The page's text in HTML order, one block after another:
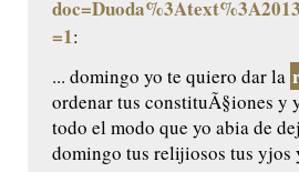
=1:
... domingo yo te quiero dar la
ordenar tus constituÃ§iones y
todo el modo que yo abia de
domingo tus relijiosos tus yjos